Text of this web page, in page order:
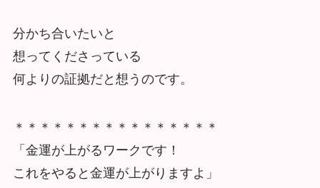
分かち合いたいと
想ってくださっている
何よりの証拠だと想うのです。
＊＊＊＊＊＊＊＊＊＊＊＊＊＊＊＊
「金運が上がるワークです！
これをやると金運が上がりますよ」